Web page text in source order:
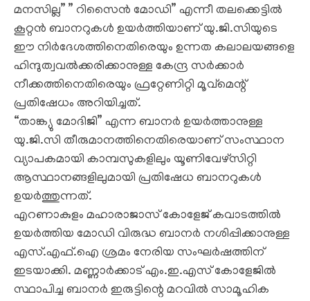
മനസില്ല” ” റിസൈൻ മോഡി” എന്നീ തലക്കെട്ടിൽ
കൂറ്റൻ ബാനറുകൾ ഉയർത്തിയാണ് യു.ജി.സിയുടെ
ഈ നിർദേശത്തിനെതിരെയും ഉന്നത കലാലയങ്ങളെ
ഹിന്ദുത്വവൽക്കരിക്കാനുള്ള കേന്ദ്ര സർക്കാർ
നീക്കത്തിനെതിരെയും ഫ്രറ്റേണിറ്റി മൂവ്മെന്റ്
പ്രതിഷേധം അറിയിച്ചത്.
“താങ്ക്യു മോദിജി” എന്ന ബാനർ ഉയർത്താനുള്ള
യു.ജി.സി തീരുമാനത്തിനെതിരെയാണ് സംസ്ഥാന
വ്യാപകമായി കാമ്പസുകളിലും യൂണിവേഴ്‌സിറ്റി
ആസ്ഥാനങ്ങളിലുമായി പ്രതിഷേധ ബാനറുകൾ
ഉയർത്തുന്നത്.
എറണാകുളം മഹാരാജാസ് കോളേജ് കവാടത്തിൽ
ഉയർത്തിയ മോഡി വിരുദ്ധ ബാനർ നശിപ്പിക്കാനുള്ള
എസ്.എഫ്.ഐ ശ്രമം നേരിയ സംഘർഷത്തിന്
ഇടയാക്കി. മണ്ണാർക്കാട് എം.ഇ.എസ് കോളേജിൽ
സ്ഥാപിച്ച ബാനർ ഇരുട്ടിന്റെ മറവിൽ സാമൂഹിക